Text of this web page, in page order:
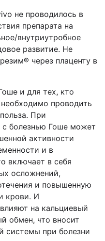
не проводилось в
препарата на
внутриутробное
развитие. Не
через плаценту в
и для тех, кто
проводить
При
с болезнью Гоше может
активности
и в
включает в себя
осложнений,
и повышенную
крови. И
на кальциевый
обмен, что вносит
системы при болезни